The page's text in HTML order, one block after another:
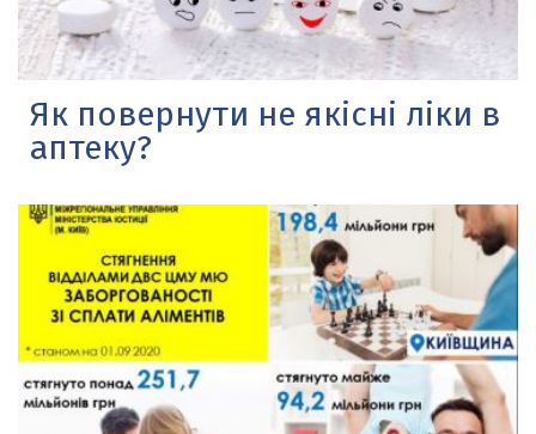
Як повернути не якісні ліки в
аптеку?